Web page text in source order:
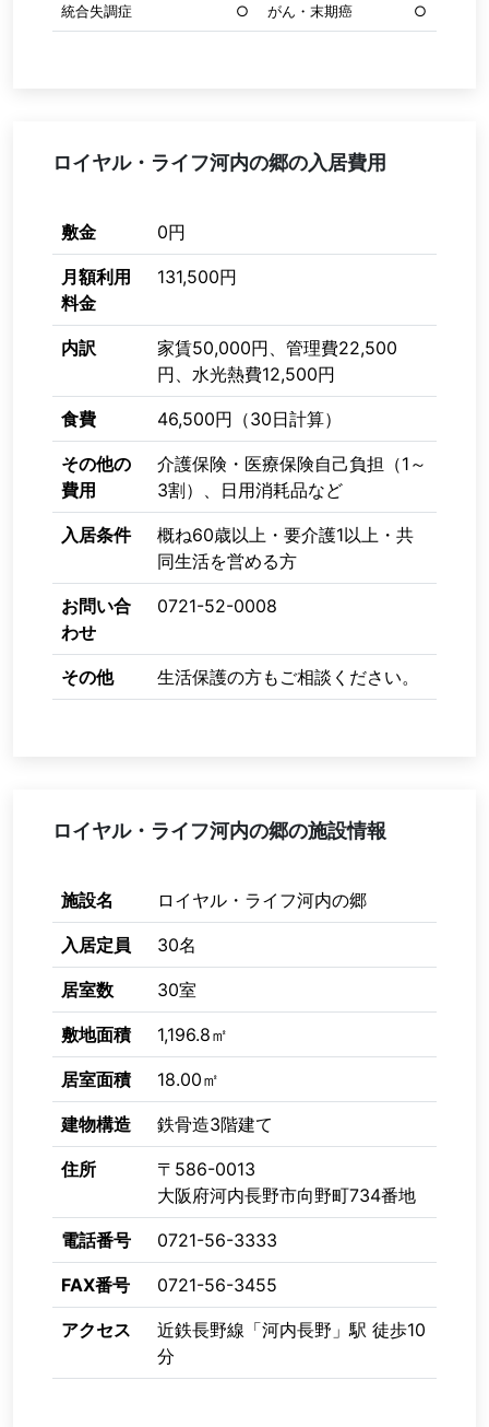
統合失調症 ○ がん・末期癌 ○
ロイヤル・ライフ河内の郷の入居費用
敷金 0円
月額利用
料金
131,500円
内訳
家賃50,000円、管理費22,500
円、水光熱費12,500円
食費 46,500円（30日計算）
その他の
費用
介護保険・医療保険自己負担（1～
3割）、日用消耗品など
入居条件
概ね60歳以上・要介護1以上・共
同生活を営める方
お問い合
わせ
0721-52-0008
その他 生活保護の方もご相談ください。
ロイヤル・ライフ河内の郷の施設情報
施設名 ロイヤル・ライフ河内の郷
入居定員 30名
居室数 30室
敷地面積 1,196.8㎡
居室面積 18.00㎡
建物構造 鉄骨造3階建て
住所
〒586-0013
大阪府河内長野市向野町734番地
電話番号 0721-56-3333
FAX番号 0721-56-3455
アクセス
近鉄長野線「河内長野」駅 徒歩10
分